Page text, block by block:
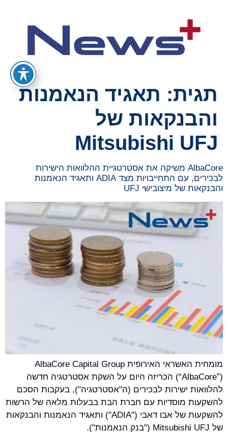
תגית: תאגיד הנאמנות
והבנקאות של
Mitsubishi UFJ
AlbaCore משיקה את אסטרטגיית ההלוואות הישירות
לבכירים, עם התחייבויות מצד ADIA ותאגיד הנאמנות
והבנקאות של מיצובישי UFJ
מומחית האשראי האירופית AlbaCore Capital Group
(“AlbaCore”) הכריזה היום על השקת אסטרטגיה חדשה
להלוואות ישירות לבכירים (ה"אסטרטגיה"), בעקבות הסכם
להשקעות מוסדיות עם חברת הבת בבעלות מלאה של הרשות
להשקעות של אבו דאבי ("ADIA") ותאגיד הנאמנות והבנקאות
של Mitsubishi UFJ ("בנק הנאמנות").